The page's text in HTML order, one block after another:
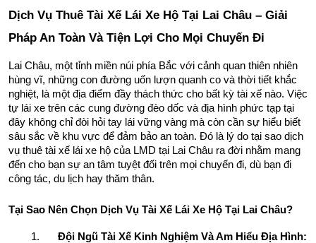
Dịch Vụ Thuê Tài Xế Lái Xe Hộ Tại Lai Châu – Giải
Pháp An Toàn Và Tiện Lợi Cho Mọi Chuyến Đi
Lai Châu, một tỉnh miền núi phía Bắc với cảnh quan thiên nhiên
hùng vĩ, những con đường uốn lượn quanh co và thời tiết khắc
nghiệt, là một địa điểm đầy thách thức cho bất kỳ tài xế nào. Việc
tự lái xe trên các cung đường đèo dốc và địa hình phức tạp tại
đây không chỉ đòi hỏi tay lái vững vàng mà còn cần sự hiểu biết
sâu sắc về khu vực để đảm bảo an toàn. Đó là lý do tại sao dịch
vụ thuê tài xế lái xe hộ của LMD tại Lai Châu ra đời nhằm mang
đến cho bạn sự an tâm tuyệt đối trên mọi chuyến đi, dù bạn đi
công tác, du lịch hay thăm thân.
Tại Sao Nên Chọn Dịch Vụ Tài Xế Lái Xe Hộ Tại Lai Châu?
Đội Ngũ Tài Xế Kinh Nghiệm Và Am Hiểu Địa Hình: